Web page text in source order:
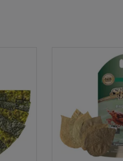
av döda växter och djur. Det är
på dessa naturliga källor,
att främja en balanserad kost i
dock ett speciellt anpassat
räkors hälsa är att de får en
och fibrer. Protein är